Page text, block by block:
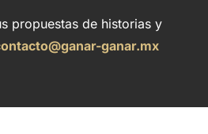
propuestas de historias y
ganar.mx